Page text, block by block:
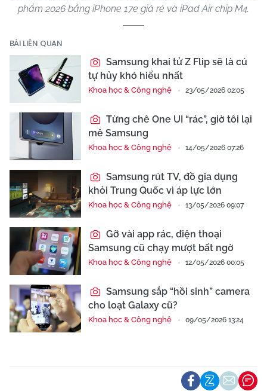
phẩm 2026 bằng iPhone 17e giá rẻ và iPad Air chip M4.
BÀI LIÊN QUAN
Samsung khai tử Z Flip sẽ là cú
tự hủy khó hiểu nhất
Khoa học & Công nghệ 23/05/2026 02:05
Từng chê One UI “rác”, giờ tôi lại
mê Samsung
Khoa học & Công nghệ 14/05/2026 07:26
Samsung rút TV, đồ gia dụng
khỏi Trung Quốc vì áp lực lớn
Khoa học & Công nghệ 13/05/2026 09:07
Gỡ vài app rác, điện thoại
Samsung cũ chạy mượt bất ngờ
Khoa học & Công nghệ 12/05/2026 00:05
Samsung sắp “hồi sinh” camera
cho loạt Galaxy cũ?
Khoa học & Công nghệ 09/05/2026 13:24